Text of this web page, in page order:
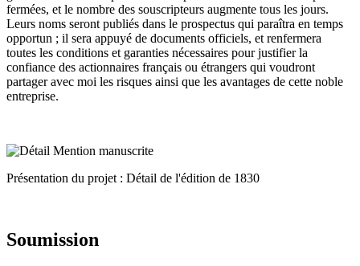
fermées, et le nombre des souscripteurs augmente tous les jours.
Leurs noms seront publiés dans le prospectus qui paraîtra en temps
opportun ; il sera appuyé de documents officiels, et renfermera
toutes les conditions et garanties nécessaires pour justifier la
confiance des actionnaires français ou étrangers qui voudront
partager avec moi les risques ainsi que les avantages de cette noble
entreprise.
Présentation du projet : Détail de l'édition de 1830
Soumission